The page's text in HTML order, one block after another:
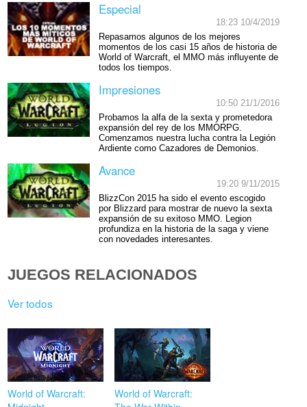
Especial
18:23 10/4/2019
Repasamos algunos de los mejores
momentos de los casi 15 años de historia de
World of Warcraft, el MMO más influyente de
todos los tiempos.
Impresiones
10:50 21/1/2016
Probamos la alfa de la sexta y prometedora
expansión del rey de los MMORPG.
Comenzamos nuestra lucha contra la Legión
Ardiente como Cazadores de Demonios.
Avance
19:20 9/11/2015
BlizzCon 2015 ha sido el evento escogido
por Blizzard para mostrar de nuevo la sexta
expansión de su exitoso MMO. Legion
profundiza en la historia de la saga y viene
con novedades interesantes.
JUEGOS RELACIONADOS
Ver todos
World of Warcraft:
World of Warcraft: